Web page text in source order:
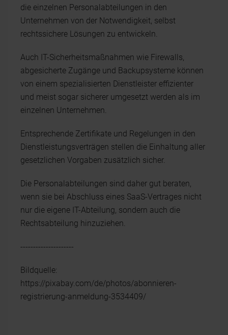
die einzelnen Personalabteilungen in den
Unternehmen von der Notwendigkeit, selbst
rechtssichere Lösungen zu entwickeln.
Auch IT-Sicherheitsmaßnahmen wie Firewalls,
abgesicherte Zugänge und Backupsysteme können
von einem spezialisierten Dienstleister effizienter
und meist sogar sicherer umgesetzt werden als im
einzelnen Unternehmen.
Entsprechende Zertifikate und Regelungen in den
Dienstleistungsverträgen stellen die Einhaltung aller
gesetzlichen Vorgaben zusätzlich sicher.
Die Personalabteilungen sind daher gut beraten,
wenn sie bei Abschluss eines SaaS-Vertrages nicht
nur die eigene IT-Abteilung, sondern auch die
Rechtsabteilung hinzuziehen.
---------------------
Bildquelle:
https://pixabay.com/de/photos/abonnieren-
registrierung-anmeldung-3534409/